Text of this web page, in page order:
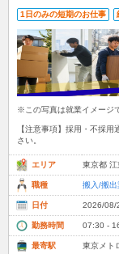
1日のみの短期のお仕事
※この写真は就業イメージ
【注意事項】採用・不採
さい。
エリア 東京都 江
職種 搬入/搬出
日付 2026/08/
勤務時間 07:30 -
最寄駅 東京メト